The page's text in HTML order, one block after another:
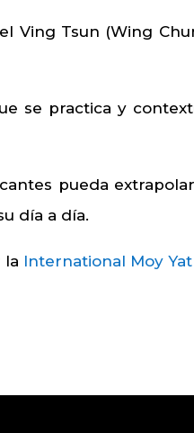
Ving Tsun (Wing
se practica y
pueda
día a día.
la International Moy